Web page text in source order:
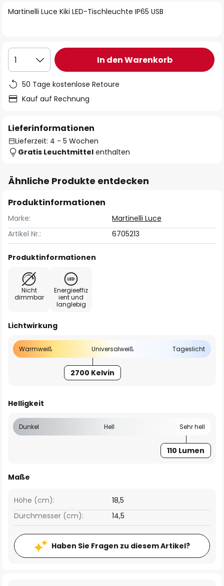
Martinelli Luce Kiki LED-Tischleuchte IP65 USB
1 In den Warenkorb
50 Tage kostenlose Retoure
Kauf auf Rechnung
Lieferinformationen
Lieferzeit: 4 - 5 Wochen
Gratis Leuchtmittel enthalten
Ähnliche Produkte entdecken
Produktinformationen
Marke:
Martinelli Luce
Artikel Nr.:
6705213
Produktinformationen
Nicht
dimmbar
Energieeffiz
ient und
langlebig
Lichtwirkung
Warmweiß Universalweiß Tageslicht
2700 Kelvin
Helligkeit
Dunkel Hell Sehr hell
110 Lumen
Maße
Höhe (cm):
18,5
Durchmesser (cm):
14,5
Haben Sie Fragen zu diesem Artikel?